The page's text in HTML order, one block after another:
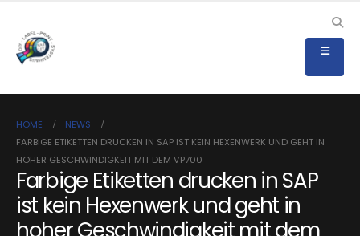
HOME
NEWS
FARBIGE ETIKETTEN DRUCKEN IN SAP IST KEIN HEXENWERK UND GEHT IN
HOHER GESCHWINDIGKEIT MIT DEM VP700
Farbige Etiketten drucken in SAP
ist kein Hexenwerk und geht in